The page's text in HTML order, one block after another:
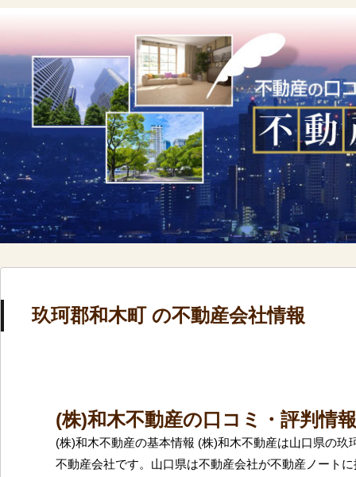
玖珂郡和木町 の不動産会社情報
(株)和木不動産の口コミ・評判情報
(株)和木不動産の基本情報 (株)和木不動産は山口県の玖
不動産会社です。山口県は不動産会社が不動産ノート